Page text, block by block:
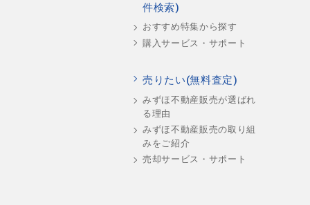
件検索)
おすすめ特集から探す
購入サービス・サポート
売りたい(無料査定)
みずほ不動産販売が選ばれ
る理由
みずほ不動産販売の取り組
みをご紹介
売却サービス・サポート